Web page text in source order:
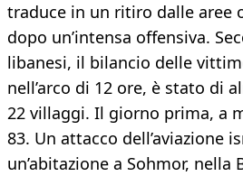
traduce in un ritiro dalle aree
dopo un’intensa offensiva.
libanesi, il bilancio delle
nell’arco di 12 ore, è stato di
22 villaggi. Il giorno prima, a
83. Un attacco dell’aviazione
un’abitazione a Sohmor, nella